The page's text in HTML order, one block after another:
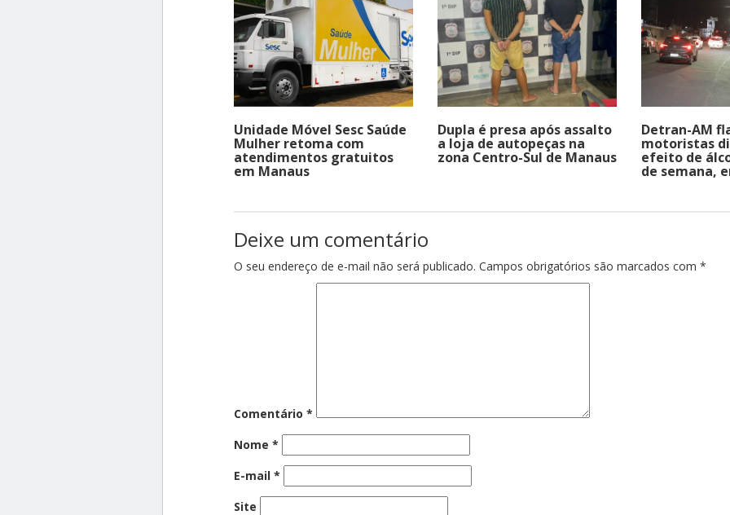
Unidade Móvel Sesc Saúde
Mulher retoma com
atendimentos gratuitos
em Manaus
Dupla é presa após assalto
a loja de autopeças na
zona Centro-Sul de Manaus
Detran-AM
motoristas
efeito de
de semana,
Deixe um comentário
O seu endereço de e-mail não será publicado. Campos obrigatórios são marcados com *
Comentário *
Nome *
E-mail *
Site